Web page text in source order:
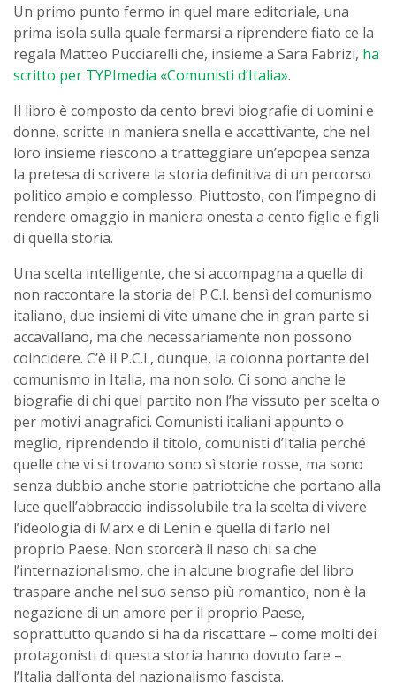
Un primo punto fermo in quel mare editoriale, una
prima isola sulla quale fermarsi a riprendere fiato ce la
regala Matteo Pucciarelli che, insieme a Sara Fabrizi, ha
scritto per TYPImedia «Comunisti d’Italia».
Il libro è composto da cento brevi biografie di uomini e
donne, scritte in maniera snella e accattivante, che nel
loro insieme riescono a tratteggiare un’epopea senza
la pretesa di scrivere la storia definitiva di un percorso
politico ampio e complesso. Piuttosto, con l’impegno di
rendere omaggio in maniera onesta a cento figlie e figli
di quella storia.
Una scelta intelligente, che si accompagna a quella di
non raccontare la storia del P.C.I. bensì del comunismo
italiano, due insiemi di vite umane che in gran parte si
accavallano, ma che necessariamente non possono
coincidere. C’è il P.C.I., dunque, la colonna portante del
comunismo in Italia, ma non solo. Ci sono anche le
biografie di chi quel partito non l’ha vissuto per scelta o
per motivi anagrafici. Comunisti italiani appunto o
meglio, riprendendo il titolo, comunisti d’Italia perché
quelle che vi si trovano sono sì storie rosse, ma sono
senza dubbio anche storie patriottiche che portano alla
luce quell’abbraccio indissolubile tra la scelta di vivere
l’ideologia di Marx e di Lenin e quella di farlo nel
proprio Paese. Non storcerà il naso chi sa che
l’internazionalismo, che in alcune biografie del libro
traspare anche nel suo senso più romantico, non è la
negazione di un amore per il proprio Paese,
soprattutto quando si ha da riscattare – come molti dei
protagonisti di questa storia hanno dovuto fare –
l’Italia dall’onta del nazionalismo fascista.